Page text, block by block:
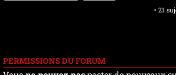
• 21
PERMISSIONS DU FORUM